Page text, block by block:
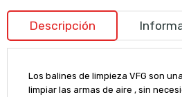
Descripción
Los balines de limpieza VFG son
limpiar las armas de aire , sin